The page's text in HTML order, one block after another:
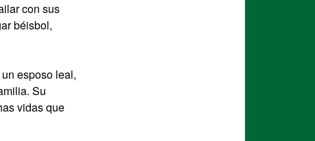
con sus
béisbol,
esposo leal,
Su
vidas que